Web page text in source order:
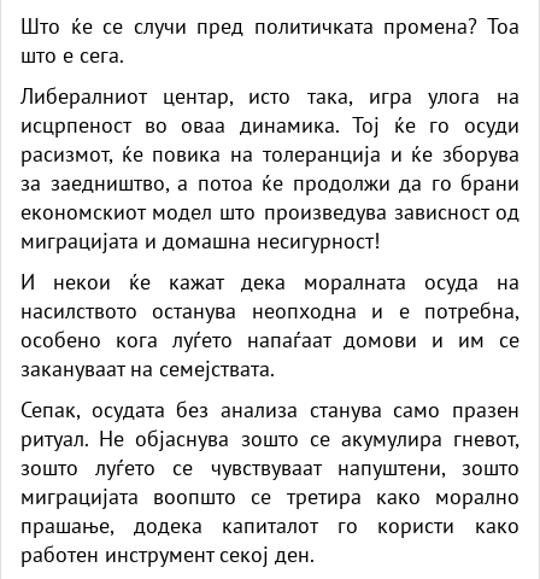
Што ќе се случи пред политичката промена? Тоа
што е сега.
Либералниот центар, исто така, игра улога на
исцрпеност во оваа динамика. Тој ќе го осуди
расизмот, ќе повика на толеранција и ќе зборува
за заедништво, а потоа ќе продолжи да го брани
економскиот модел што произведува зависност од
миграцијата и домашна несигурност!
И некои ќе кажат дека моралната осуда на
насилството останува неопходна и е потребна,
особено кога луѓето напаѓаат домови и им се
закануваат на семејствата.
Сепак, осудата без анализа станува само празен
ритуал. Не објаснува зошто се акумулира гневот,
зошто луѓето се чувствуваат напуштени, зошто
миграцијата воопшто се третира како морално
прашање, додека капиталот го користи како
работен инструмент секој ден.